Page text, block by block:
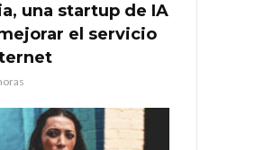
una startup de IA
el servicio